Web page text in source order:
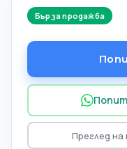
Бърза продажба
Преглед